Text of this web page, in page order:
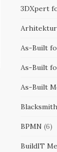
3DXpert
As-Built
As-Built
As-Built
Blacksmith
BPMN (6)
BuildIT